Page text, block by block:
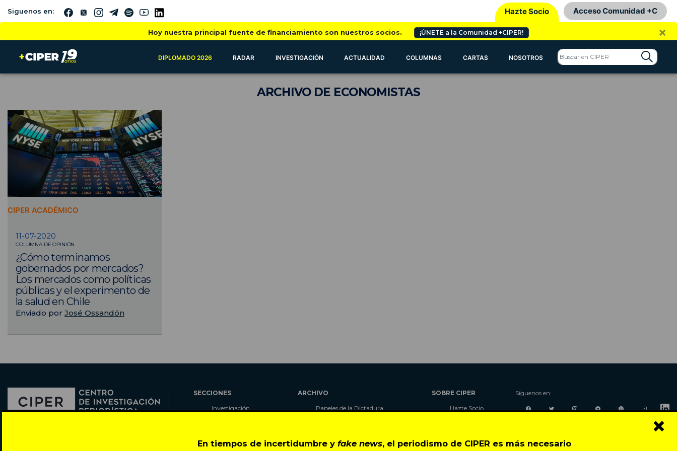
En tiempos de incertidumbre yfake news, el periodismo de CIPER es más necesario
×
Siguenos en: Hazte Socio Acceso Comunidad +C
Hoy nuestra principal fuente de financiamiento son nuestros socios. ¡ÚNETE a la Comunidad +CIPER! ×
DIPLOMADO 2026 RADAR INVESTIGACIÓN ACTUALIDAD COLUMNAS CARTAS NOSOTROS
ARCHIVODE ECONOMISTAS
CIPER ACADÉMICO
11-07-2020
COLUMNA DE OPINIÓN
¿Cómo terminamos
gobernados por mercados?
Los mercados como políticas
públicas y el experimento de
la salud en Chile
Enviado por José Ossandón
SECCIONES
Investigación
Cartas
ARCHIVO
Papeles de la Dictadura
Autores
SOBRE CIPER
Hazte Socio
Contacto
Síguenos en: